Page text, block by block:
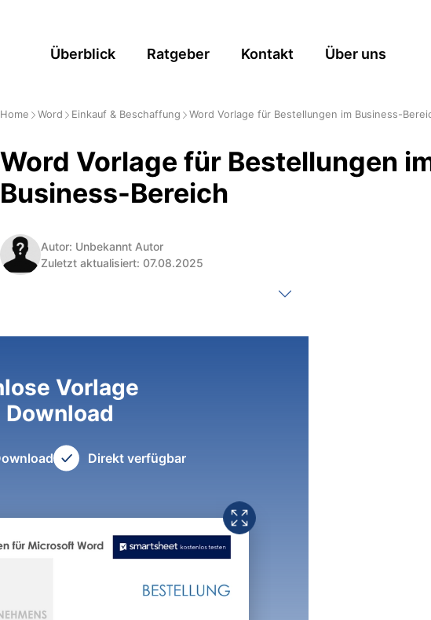
Überblick Ratgeber Kontakt Über uns
Home Word Einkauf & Beschaffung Word Vorlage für Bestellungen im Business-
Word Vorlage für Bestellungen
Business-Bereich
Autor: Unbekannt Autor
Zuletzt aktualisiert: 07.08.2025
Vorlage
Download
Direkt verfügbar